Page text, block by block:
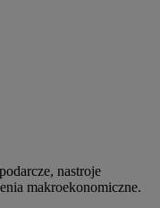
nastroje
makroekonomiczne.